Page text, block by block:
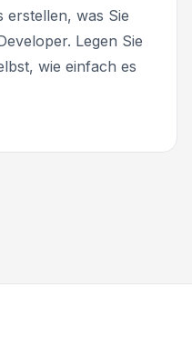
erstellen, was Sie
Legen Sie
wie einfach es